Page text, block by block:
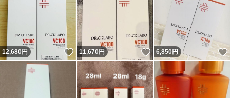
12,680円 いいね！
11,670円 いいね！
6,850円